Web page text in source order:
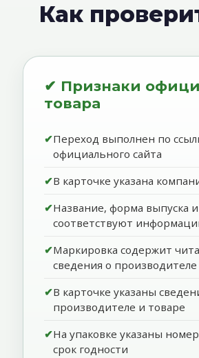
Как
✔ Признаки
товара
Переход выполнен по
официального сайта
В карточке указана
Название, форма выпуска и
соответствуют
Маркировка содержит
сведения о производителе
В карточке указаны
производителе и товаре
На упаковке указаны
срок годности